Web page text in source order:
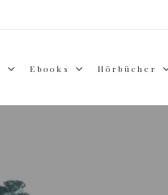
Ebooks Hörbücher